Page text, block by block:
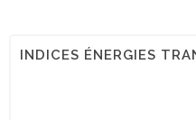
INDICES ÉNERGIES